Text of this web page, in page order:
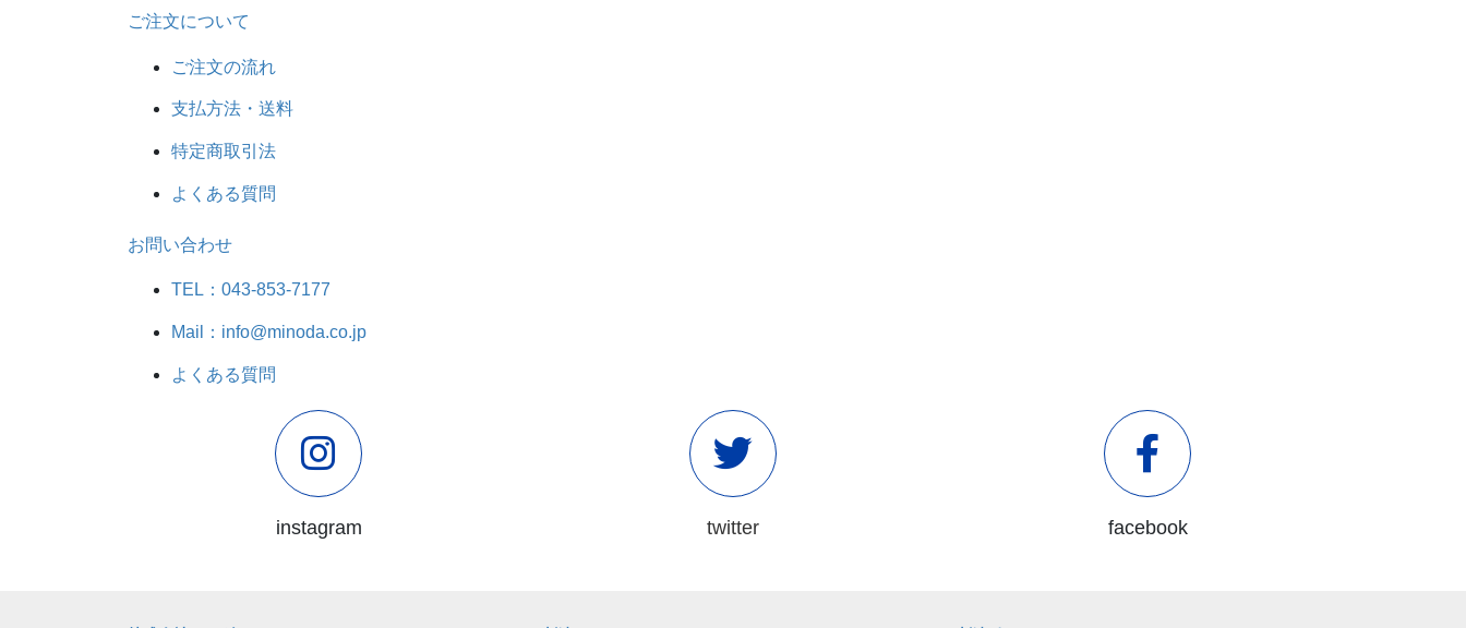
ご注文について
ご注文の流れ
支払方法・送料
特定商取引法
よくある質問
お問い合わせ
TEL：043-853-7177
Mail：info@minoda.co.jp
よくある質問
instagram twitter facebook